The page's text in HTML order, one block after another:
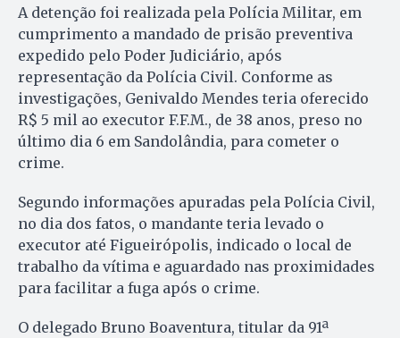
A detenção foi realizada pela Polícia Militar, em
cumprimento a mandado de prisão preventiva
expedido pelo Poder Judiciário, após
representação da Polícia Civil. Conforme as
investigações, Genivaldo Mendes teria oferecido
R$ 5 mil ao executor F.F.M., de 38 anos, preso no
último dia 6 em Sandolândia, para cometer o
crime.
Segundo informações apuradas pela Polícia Civil,
no dia dos fatos, o mandante teria levado o
executor até Figueirópolis, indicado o local de
trabalho da vítima e aguardado nas proximidades
para facilitar a fuga após o crime.
O delegado Bruno Boaventura, titular da 91ª